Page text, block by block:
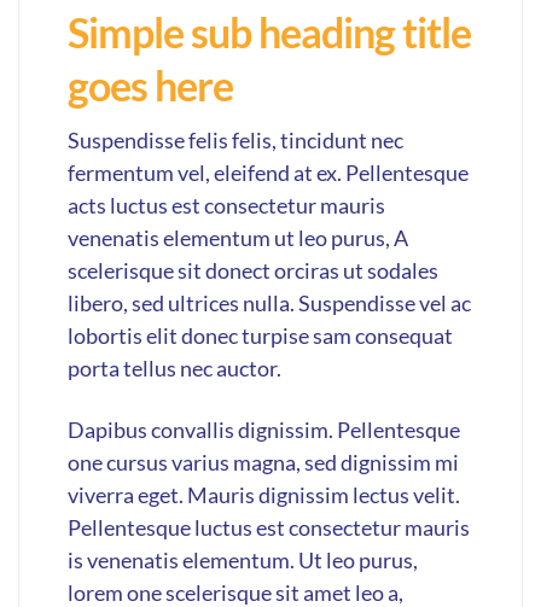
Simple sub heading title
goes here
Suspendisse felis felis, tincidunt nec
fermentum vel, eleifend at ex. Pellentesque
acts luctus est consectetur mauris
venenatis elementum ut leo purus, A
scelerisque sit donect orciras ut sodales
libero, sed ultrices nulla. Suspendisse vel ac
lobortis elit donec turpise sam consequat
porta tellus nec auctor.
Dapibus convallis dignissim. Pellentesque
one cursus varius magna, sed dignissim mi
viverra eget. Mauris dignissim lectus velit.
Pellentesque luctus est consectetur mauris
is venenatis elementum. Ut leo purus,
lorem one scelerisque sit amet leo a,